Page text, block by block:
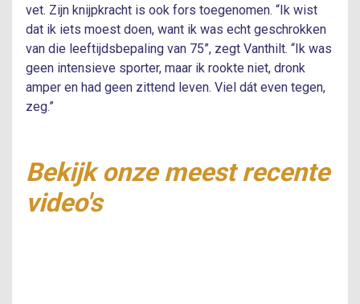
vet. Zijn knijpkracht is ook fors toegenomen. “Ik wist
dat ik iets moest doen, want ik was echt geschrokken
van die leeftijdsbepaling van 75”, zegt Vanthilt. “Ik was
geen intensieve sporter, maar ik rookte niet, dronk
amper en had geen zittend leven. Viel dát even tegen,
zeg.”
Bekijk onze meest recente
video's